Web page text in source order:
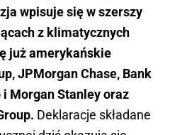
wpisuje się w szerszy
z klimatycznych
już amerykańskie
JPMorgan Chase, Bank
Morgan Stanley oraz
Deklaracje składane